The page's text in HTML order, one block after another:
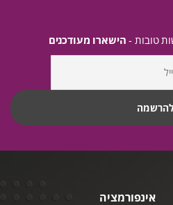
טובות - הישארו מעודכנים
אינפורמציה